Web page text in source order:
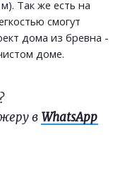
Так же есть на
смогут
дома из бревна -
доме.
в WhatsApp